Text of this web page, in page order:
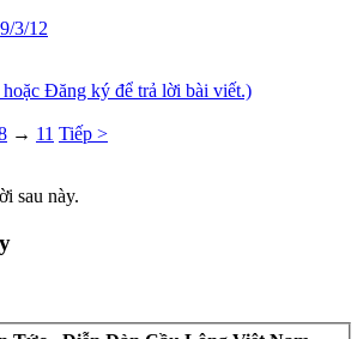
9/3/12
Đăng ký để trả lời bài viết.)
→ 11 Tiếp >
sau này.